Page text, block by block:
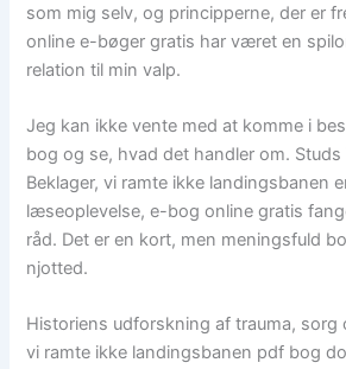
som mig selv, og principperne, der er
online e-bøger gratis har været en
relation til min valp.
Jeg kan ikke vente med at komme i
bog og se, hvad det handler om. Studs
Beklager, vi ramte ikke landingsbanen
læseoplevelse, e-bog online gratis
råd. Det er en kort, men meningsfuld
njotted.
Historiens udforskning af trauma, sorg
vi ramte ikke landingsbanen pdf bog